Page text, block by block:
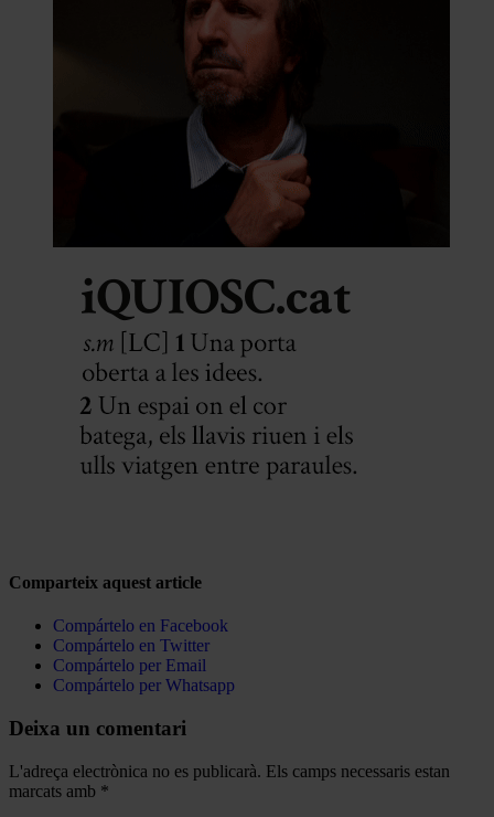
Comparteix aquest article
Compártelo en Facebook
Compártelo en Twitter
Compártelo per Email
Compártelo per Whatsapp
Deixa un comentari
L'adreça electrònica no es publicarà. Els camps necessaris estan
marcats amb *